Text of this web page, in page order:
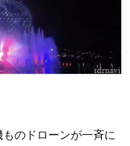
のドローンが一斉に